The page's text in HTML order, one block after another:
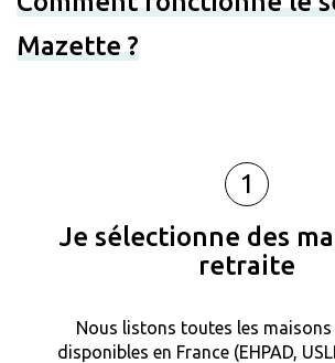
Mazette ?
1
Je sélectionne des
retraite
Nous listons toutes les
disponibles en France (EHPAD,